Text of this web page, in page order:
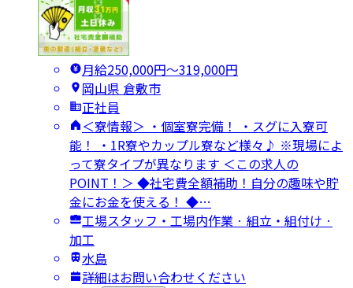
月給250,000円〜319,000円
岡山県 倉敷市
正社員
＜寮情報＞ ・個室寮完備！ ・スグに入寮可
能！ ・1R寮やカップル寮など様々♪ ※現場によ
って寮タイプが異なります ＜この求人の
POINT！＞ ◆社宅費全額補助！自分の趣味や貯
金にお金を使える！ ◆…
工場スタッフ・工場内作業 · 組立・組付け ·
加工
水島
詳細はお問い合わせください